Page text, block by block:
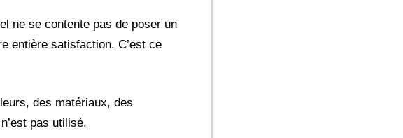
ne se contente pas de poser un
entière satisfaction. C’est ce
des matériaux, des
pas utilisé.